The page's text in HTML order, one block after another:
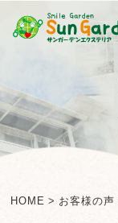
HOME > お客様の声